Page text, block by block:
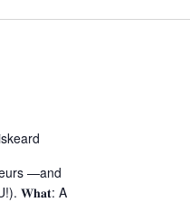
—and
𝐖𝐡𝐚𝐭: A